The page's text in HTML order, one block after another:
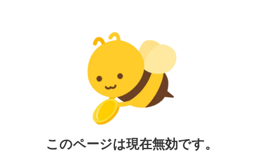
このページは現在無効です。